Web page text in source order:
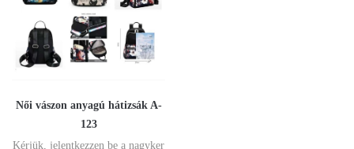
Női vászon anyagú hátizsák A-
123
Kérjük, jelentkezzen be a nagyker